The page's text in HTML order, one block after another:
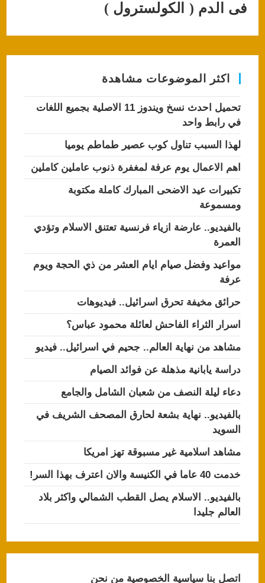
فى الدم ( الكولسترول )
اكثر الموضوعات مشاهدة
تحميل احدث نسخ ويندوز 11 الاصلية بجميع اللغات
في رابط واحد
لهذا السبب تناول كوب عصير طماطم يوميا
اهم الاعمال يوم عرفة لمغفرة ذنوب عاملين كاملين
تكبيرات عيد الاضحى المبارك كاملة مكتوبة
ومسموعة
بالفيديو.. عارضة ازياء فرنسية تعتنق الاسلام وتؤدي
العمرة
مواعيد وفضل صيام ايام العشر من ذي الحجة ويوم
عرفة
حرائق مخيفة تحرق اسرائيل.. فيديوهات
اسرار الثراء الفاحش لعائلة محمود عباس؟
مشاهد من نهاية العالم.. جحيم في اسرائيل.. فيديو
دراسة يابانية مذهلة عن فوائد الصيام
دعاء ليلة النصف من شعبان الشامل والجامع
بالفيديو.. نهاية بشعة لحارق المصحف الشريف في
السويد
مشاهد اسلامية غير مسبوقة تهز امريكا
خدمت 40 عاما في الكنيسة والان اعترف بهذا السر!
بالفيديو.. الاسلام يصل القطب الشمالي واكثر بلاد
العالم جليدا
اتصل بناسياسية الخصوصيةمن نحن